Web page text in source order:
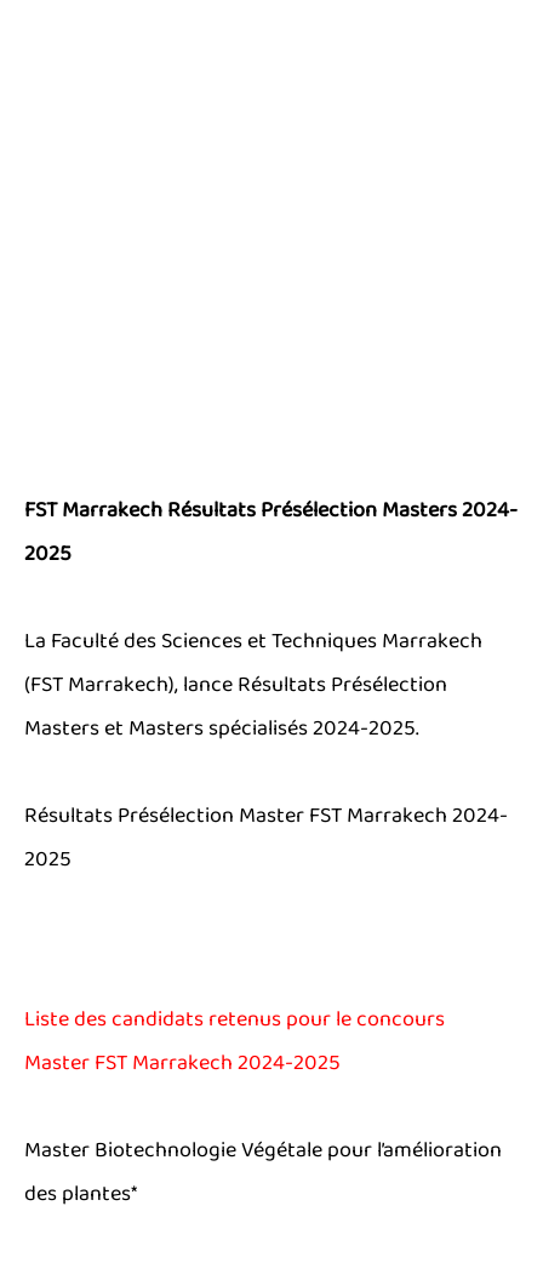
FST Marrakech Résultats Présélection Masters 2024-
2025
La Faculté des Sciences et Techniques Marrakech
(FST Marrakech), lance Résultats Présélection
Masters et Masters spécialisés 2024-2025.
Résultats Présélection Master FST Marrakech 2024-
2025
Liste des candidats retenus pour le concours
MasterFST Marrakech2024-2025
Master Biotechnologie Végétale pour l’amélioration
des plantes*